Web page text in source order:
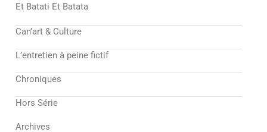
Et Batati Et Batata
Can’art & Culture
L’entretien à peine fictif
Chroniques
Hors Série
Archives